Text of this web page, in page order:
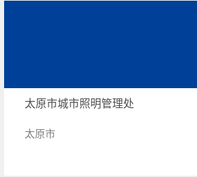
太原市城市照明管理处
太原市